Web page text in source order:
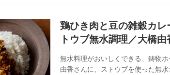
鶏ひき肉と豆の雑穀カ
トウブ無水調理／大橋由
無水料理がおいしくできる、鋳物
由香さんに、ストウブを使った無